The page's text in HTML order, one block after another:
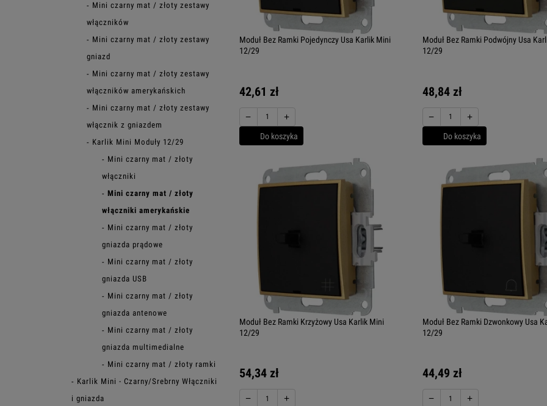
Mini czarny mat / złoty zestawy
włączników
Mini czarny mat / złoty zestawy
gniazd
Mini czarny mat / złoty zestawy
włączników amerykańskich
Mini czarny mat / złoty zestawy
włącznik z gniazdem
Karlik Mini Moduły 12/29
Mini czarny mat / złoty
włączniki
Mini czarny mat / złoty
włączniki amerykańskie
Mini czarny mat / złoty
gniazda prądowe
Mini czarny mat / złoty
gniazda USB
Mini czarny mat / złoty
gniazda antenowe
Mini czarny mat / złoty
gniazda multimedialne
Mini czarny mat / złoty ramki
Karlik Mini - Czarny/Srebrny Włączniki
i gniazda
Moduł Bez Ramki Pojedynczy Usa Karlik Mini
12/29
42,61 zł
− +
Do koszyka
Moduł Bez Ramki Podwójny Usa
12/29
48,84 zł
− +
Do koszyka
Moduł Bez Ramki Krzyżowy Usa Karlik Mini
12/29
54,34 zł
− +
Moduł Bez Ramki Dzwonkowy Usa
12/29
44,49 zł
− +